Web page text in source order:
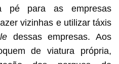
pé para as empresas
vizinhas e utilizar táxis
dessas empresas. Aos
de viatura própria,